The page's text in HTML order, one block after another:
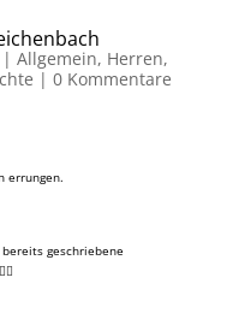
| Allgemein, Herren,
| 0 Kommentare
errungen.
geschriebene